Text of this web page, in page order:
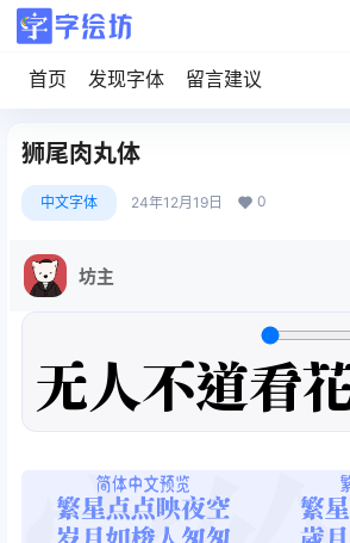
首页 发现字体 留言建议
狮尾肉丸体
中文字体 24年12月19日 0
坊主
无人不道看